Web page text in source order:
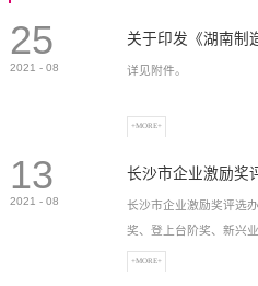
25
2021 - 08 详见附件。
+MORE+
13
2021 - 08
长沙市企业激励奖
长沙市企业激励奖评选
奖、登上台阶奖、新兴
+MORE+